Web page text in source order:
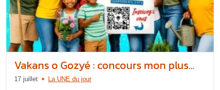
Vakans o Gozyé : concours mon plus...
17 juillet La UNE du jour